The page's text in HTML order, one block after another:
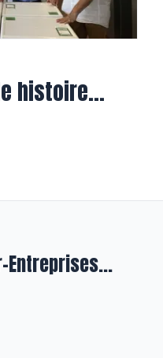
histoire…
Entreprises...